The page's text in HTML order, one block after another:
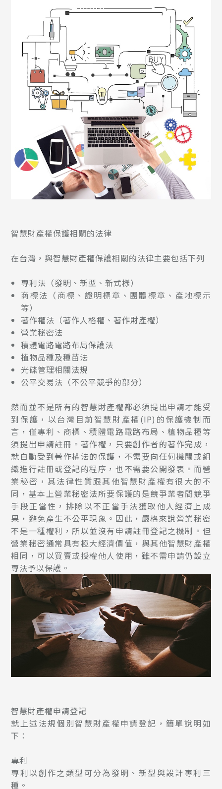
智慧財產權保護相關的法律
在台灣，與智慧財產權保護相關的法律主要包括下列
專利法（發明、新型、新式樣）
商標法（商標、證明標章、團體標章、產地標示
等）
著作權法（著作人格權、著作財產權）
營業秘密法
積體電路電路布局保護法
植物品種及種苗法
光碟管理相關法規
公平交易法（不公平競爭的部分）
然而並不是所有的智慧財產權都必須提出申請才能受
到保護，以台灣目前智慧財產權(IP)的保護機制而
言，僅專利、商標、積體電路電路布局、植物品種等
須提出申請註冊。著作權，只要創作者的著作完成，
就自動受到著作權法的保護，不需要向任何機關或組
織進行註冊或登記的程序，也不需要公開發表。而營
業秘密，其法律性質跟其他智慧財產權有很大的不
同，基本上營業秘密法所要保護的是競爭業者間競爭
手段正當性，排除以不正當手法獲取他人經濟上成
果，避免產生不公平現象。因此，嚴格來說營業秘密
不是一種權利，所以並沒有申請註冊登記之機制。但
營業秘密通常具有極大經濟價值，與其他智慧財產權
相同，可以買賣或授權他人使用，雖不需申請仍設立
專法予以保護。
智慧財產權申請登記
就上述法規個別智慧財產權申請登記，簡單說明如
下：
專利
專利以創作之類型可分為發明、新型與設計專利三
種。